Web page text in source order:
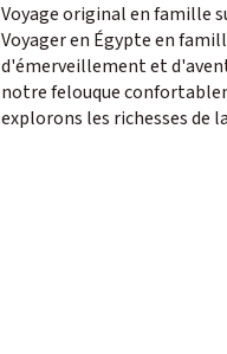
Voyage original en famille
Voyager en Égypte en
d'émerveillement et
notre felouque
explorons les richesses de